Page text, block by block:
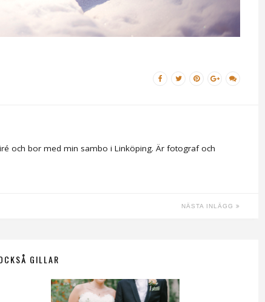
och bor med min sambo i Linköping. Är fotograf och
NÄSTA INLÄGG
GILLAR